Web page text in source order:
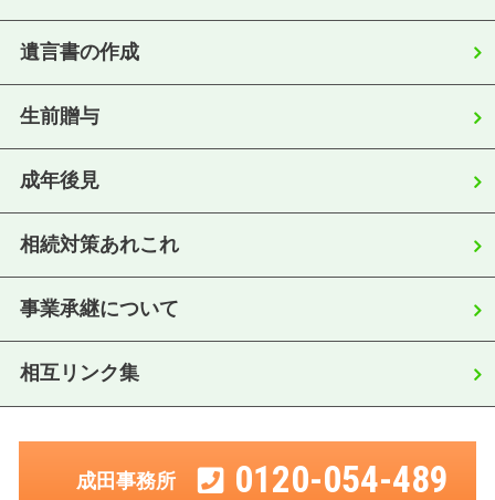
遺言書の作成
生前贈与
成年後見
相続対策あれこれ
事業承継について
相互リンク集
成田事務所 0120-054-489